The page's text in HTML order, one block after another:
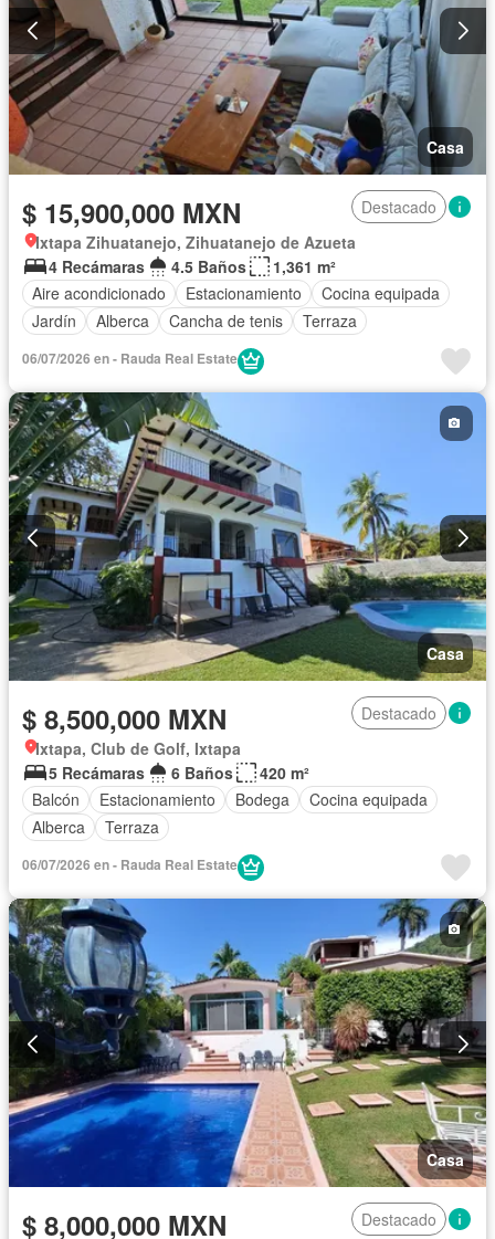
Casa
$ 15,900,000 MXN
Destacado
Ixtapa Zihuatanejo, Zihuatanejo de Azueta
4 Recámaras
4.5 Baños
1,361 m²
Aire acondicionado
Estacionamiento
Cocina equipada
Jardín
Alberca Cancha de tenis Terraza
06/07/2026 en - Rauda Real Estate
Casa
$ 8,500,000 MXN
Destacado
Ixtapa, Club de Golf, Ixtapa
5 Recámaras
6 Baños
420 m²
Balcón
Estacionamiento Bodega
Cocina equipada
Alberca
Terraza
06/07/2026 en - Rauda Real Estate
Casa
$ 8,000,000 MXN
Destacado